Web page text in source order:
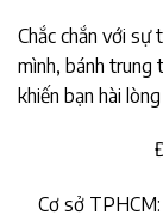
Chắc chắn với sự
mình, bánh trung
khiến bạn hài
Cơ sở